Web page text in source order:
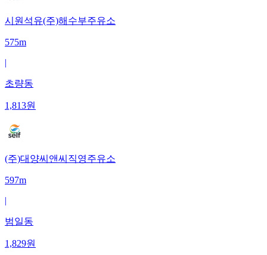
시원석유(주)해수부주유소
575m
|
초량동
1,813원
(주)대양씨앤씨직영주유소
597m
|
범일동
1,829원